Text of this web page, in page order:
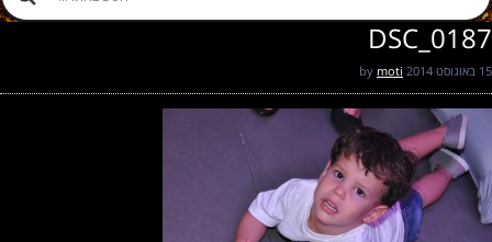
DSC_0187
15 באוגוסט 2014 moti